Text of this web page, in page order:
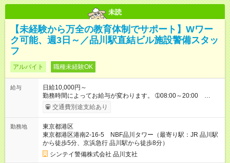
未読
【未経験から万全の教育体制でサポート】Wワー
ク可能、週3日～／品川駅直結ビル施設警備スタッ
フ
アルバイト 職種未経験OK
給与
日給10,000円～
勤務時間によってお給与が変わります。 ➀08:00～20:00
12,334円～ ➁08:00～17:00 10,000円～ ➂20:00～08:00
13,594円～ ※他時間帯のお仕事もございます。 ※別途資格手当
上級救命講習修了 250円/日 英会話手当 2,000
円/日 など 【試用期間】試用期間なし
交通費別途支給あり
勤務地
東京都港区
東京都港区港南2-16-5 NBF品川タワー（最寄り駅：JR 品川駅
から徒歩5分、京浜急行 品川駅から徒歩8分）
シンテイ警備株式会社 品川支社